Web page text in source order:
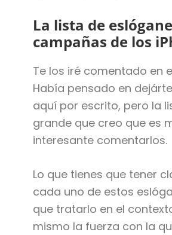
La lista de
campañas de los
Te los iré comentado en
Había pensado en
aquí por escrito, pero la
grande que creo que es
interesante comentarlos.
Lo que tienes que tener
cada uno de estos
que tratarlo en el
mismo la fuerza con la